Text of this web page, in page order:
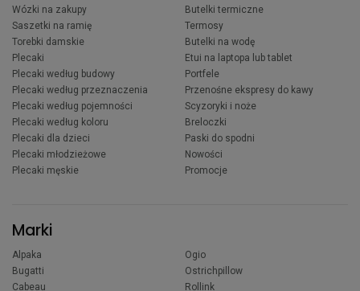
Wózki na zakupy
Saszetki na ramię
Torebki damskie
Plecaki
Plecaki według budowy
Plecaki według przeznaczenia
Plecaki według pojemności
Plecaki według koloru
Plecaki dla dzieci
Plecaki młodzieżowe
Plecaki męskie
Butelki termiczne
Termosy
Butelki na wodę
Etui na laptopa lub tablet
Portfele
Przenośne ekspresy do kawy
Scyzoryki i noże
Breloczki
Paski do spodni
Nowości
Promocje
Marki
Alpaka
Bugatti
Cabeau
Ogio
Ostrichpillow
Rollink